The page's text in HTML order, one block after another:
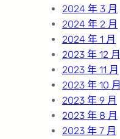
2024 年 3 月
2024 年 2 月
2024 年 1 月
2023 年 12 月
2023 年 11 月
2023 年 10 月
2023 年 9 月
2023 年 8 月
2023 年 7 月